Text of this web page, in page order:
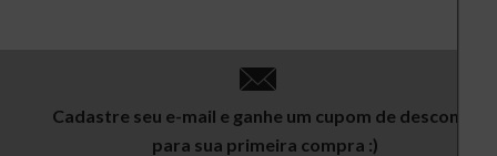
Cadastre seu e-mail e ganhe um cupom de desconto
para sua primeira compra :)